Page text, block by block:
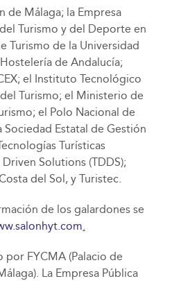
de Málaga; la Empresa
Turismo y del Deporte en
Turismo de la Universidad
de Andalucía;
el Instituto Tecnológico
Turismo; el Ministerio de
el Polo Nacional de
Estatal de Gestión
Turísticas
Solutions (TDDS);
del Sol, y Turistec.
de los galardones se
.
por FYCMA (Palacio de
La Empresa Pública